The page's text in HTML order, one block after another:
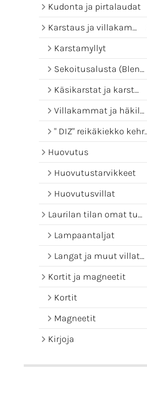
Kudonta ja pirtalaudat
Karstaus ja villakammat
Karstamyllyt
Sekoitusalusta (Blending board)
Käsikarstat ja karstamatot
Villakammat ja häkilät
" DIZ" reikäkiekko kehruuseen
Huovutus
Huovutustarvikkeet
Huovutusvillat
Laurilan tilan omat tuotteet
Lampaantaljat
Langat ja muut villatuotteet
Kortit ja magneetit
Kortit
Magneetit
Kirjoja